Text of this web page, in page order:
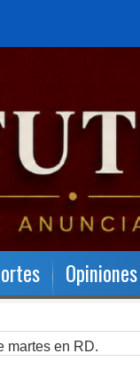
Opiniones
martes en RD.